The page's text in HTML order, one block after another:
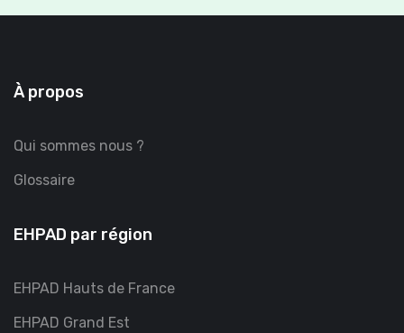
À propos
Qui sommes nous ?
Glossaire
EHPAD par région
EHPAD Hauts de France
EHPAD Grand Est